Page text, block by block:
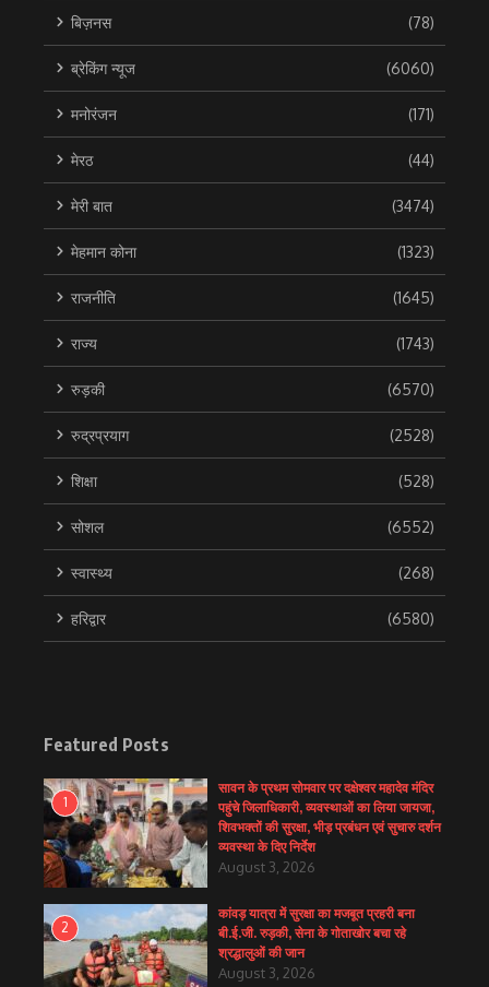
बिज़नस (78)
ब्रेकिंग न्यूज (6060)
मनोरंजन (171)
मेरठ (44)
मेरी बात (3474)
मेहमान कोना (1323)
राजनीति (1645)
राज्य (1743)
रुड़की (6570)
रुद्रप्रयाग (2528)
शिक्षा (528)
सोशल (6552)
स्वास्थ्य (268)
हरिद्वार (6580)
Featured Posts
1
सावन के प्रथम सोमवार पर दक्षेश्वर महादेव मंदिर
पहुंचे जिलाधिकारी, व्यवस्थाओं का लिया जायजा,
शिवभक्तों की सुरक्षा, भीड़ प्रबंधन एवं सुचारु दर्शन
व्यवस्था के दिए निर्देश
August 3, 2026
2
कांवड़ यात्रा में सुरक्षा का मजबूत प्रहरी बना
बी.ई.जी. रुड़की, सेना के गोताखोर बचा रहे
श्रद्धालुओं की जान
August 3, 2026